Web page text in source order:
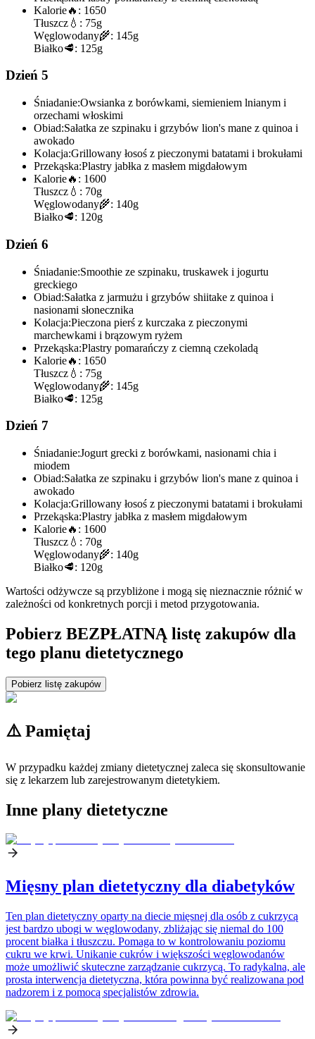
Kalorie🔥: 1650
Tłuszcz 💧: 75g
Węglowodany🌾: 145g
Białko🥩: 125g
Dzień 5
Śniadanie:Owsianka z borówkami, siemieniem lnianym i
orzechami włoskimi
Obiad:Sałatka ze szpinaku i grzybów lion's mane z quinoa i
awokado
Kolacja:Grillowany łosoś z pieczonymi batatami i brokułami
Przekąska:Plastry jabłka z masłem migdałowym
Kalorie🔥: 1600
Tłuszcz 💧: 70g
Węglowodany🌾: 140g
Białko🥩: 120g
Dzień 6
Śniadanie:Smoothie ze szpinaku, truskawek i jogurtu
greckiego
Obiad:Sałatka z jarmużu i grzybów shiitake z quinoa i
nasionami słonecznika
Kolacja:Pieczona pierś z kurczaka z pieczonymi
marchewkami i brązowym ryżem
Przekąska:Plastry pomarańczy z ciemną czekoladą
Kalorie🔥: 1650
Tłuszcz 💧: 75g
Węglowodany🌾: 145g
Białko🥩: 125g
Dzień 7
Śniadanie:Jogurt grecki z borówkami, nasionami chia i
miodem
Obiad:Sałatka ze szpinaku i grzybów lion's mane z quinoa i
awokado
Kolacja:Grillowany łosoś z pieczonymi batatami i brokułami
Przekąska:Plastry jabłka z masłem migdałowym
Kalorie🔥: 1600
Tłuszcz 💧: 70g
Węglowodany🌾: 140g
Białko🥩: 120g
Wartości odżywcze są przybliżone i mogą się nieznacznie różnić w
zależności od konkretnych porcji i metod przygotowania.
Pobierz BEZPŁATNĄ listę zakupów dla
tego planu dietetycznego
Pobierz listę zakupów
⚠️ Pamiętaj
W przypadku każdej zmiany dietetycznej zaleca się skonsultowanie
się z lekarzem lub zarejestrowanym dietetykiem.
Inne plany dietetyczne
Mięsny plan dietetyczny dla diabetyków
Ten plan dietetyczny oparty na diecie mięsnej dla osób z cukrzycą
jest bardzo ubogi w węglowodany, zbliżając się niemal do 100
procent białka i tłuszczu. Pomaga to w kontrolowaniu poziomu
cukru we krwi. Unikanie cukrów i większości węglowodanów
może umożliwić skuteczne zarządzanie cukrzycą. To radykalna, ale
prosta interwencja dietetyczna, która powinna być realizowana pod
nadzorem i z pomocą specjalistów zdrowia.